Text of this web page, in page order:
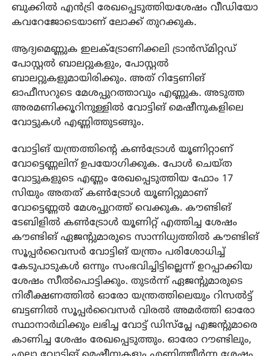
ബുക്കിൽ എൻട്രി രേഖപ്പെടുത്തിയശേഷം വീഡിയോ
കവറേജോടെയാണ് ലോക്ക് തുറക്കുക.
ആദ്യമെണ്ണുക ഇലക്ട്രോണിക്കലി ട്രാൻസ്മിറ്റഡ്
പോസ്റ്റൽ ബാലറ്റുകളും, പോസ്റ്റൽ
ബാലറ്റുകളുമായിരിക്കും. അത് റിട്ടേണിങ്
ഓഫീസറുടെ മേശപ്പുറത്താവും എണ്ണുക. അടുത്ത
അരമണിക്കൂറിനുള്ളിൽ വോട്ടിങ് മെഷീനുകളിലെ
വോട്ടുകൾ എണ്ണിത്തുടങ്ങും.
വോട്ടിങ് യന്ത്രത്തിന്റെ കൺട്രോൾ യൂണിറ്റാണ്
വോട്ടെണ്ണലിന് ഉപയോഗിക്കുക. പോൾ ചെയ്ത
വോട്ടുകളുടെ എണ്ണം രേഖപ്പെടുത്തിയ ഫോം 17
സിയും അതത് കൺട്രോൾ യൂണിറ്റുമാണ്
വോട്ടെണ്ണൽ മേശപ്പുറത്ത് വെക്കുക. കൗണ്ടിങ്
ടേബിളിൽ കൺട്രോൾ യൂണിറ്റ് എത്തിച്ച ശേഷം
കൗണ്ടിങ് ഏജന്റുമാരുടെ സാന്നിധ്യത്തിൽ കൗണ്ടിങ്
സൂപ്പർവൈസർ വോട്ടിങ് യന്ത്രം പരിശോധിച്ച്
കേടുപാടുകൾ ഒന്നും സംഭവിച്ചിട്ടില്ലെന്ന് ഉറപ്പാക്കിയ
ശേഷം സീൽപൊട്ടിക്കും. തുടർന്ന് ഏജന്റുമാരുടെ
നിരീക്ഷണത്തിൽ ഓരോ യന്ത്രത്തിലെയും റിസൽട്ട്
ബട്ടണിൽ സൂപ്പർവൈസർ വിരൽ അമർത്തി ഓരോ
സ്ഥാനാർഥിക്കും ലഭിച്ച വോട്ട് ഡിസ്പ്ലേ എജന്റുമാരെ
കാണിച്ച ശേഷം രേഖപ്പെടുത്തും. ഓരോ റൗണ്ടിലും,